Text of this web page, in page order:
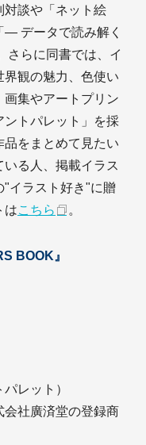
対談や「ネット絵
― データで読み解く
らに同書では、イ
観の魅力、色使い
集やアートプリン
ントパレット」を採
品をまとめて見たい
る人、掲載イラス
"イラスト好き"に贈
はこちら 。
BOOK』
レット）
社廣済堂の登録商